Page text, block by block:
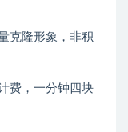
克隆形象，非积
费，一分钟四块